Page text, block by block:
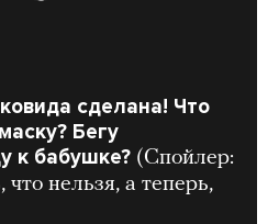
сделана! Что
Бегу
к бабушке? (Спойлер:
что нельзя, а теперь,